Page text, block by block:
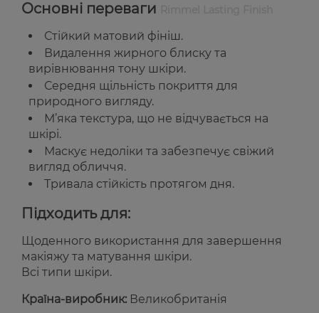
Основні переваги
Стійкий матовий фініш.
Видалення жирного блиску та
вирівнювання тону шкіри.
Середня щільність покриття для
природного вигляду.
М’яка текстура, що не відчувається на
шкірі.
Маскує недоліки та забезпечує свіжий
вигляд обличчя.
Тривала стійкість протягом дня.
Підходить для:
Щоденного використання для завершення
макіяжу та матування шкіри.
Всі типи шкіри.
Країна-виробник: Великобританія